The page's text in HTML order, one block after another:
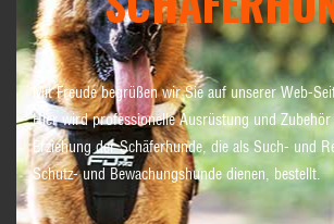
Mit Freude begrüßen wir Sie auf unserer Web-
Hier wird professionelle Ausrüstung und
Erziehung der Schäferhunde, die als Such- und
Schutz- und Bewachungshunde dienen, bestellt.